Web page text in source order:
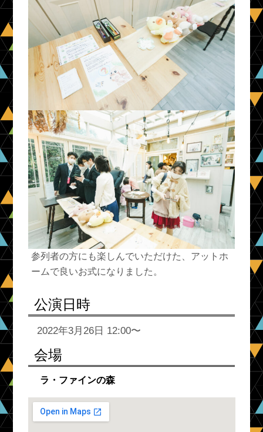
参列者の方にも楽しんでいただけた、アットホ
ームで良いお式になりました。
公演日時
2022年3月26日 12:00〜
会場
ラ・ファインの森